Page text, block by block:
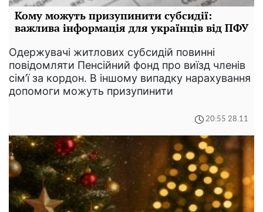
Кому можуть призупинити субсидії:
важлива інформація для українців від ПФУ
Одержувачі житлових субсидій повинні
повідомляти Пенсійний фонд про виїзд членів
сім’ї за кордон. В іншому випадку нарахування
допомоги можуть призупинити
20:55 28.11